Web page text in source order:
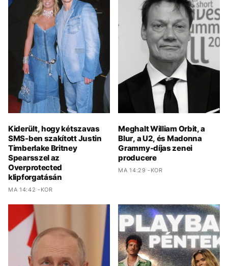
Kiderült, hogy kétszavas
SMS-ben szakított Justin
Timberlake Britney
Spearsszel az
Overprotected
klipforgatásán
MA 14:42 -KOR
Meghalt William Orbit, a
Blur, a U2, és Madonna
Grammy-díjas zenei
producere
MA 14:29 -KOR